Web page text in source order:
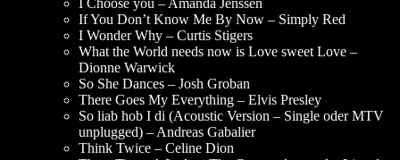
I Choose you – Amanda Jenssen
If You Don’t Know Me By Now – Simply Red
I Wonder Why – Curtis Stigers
What the World needs now is Love sweet Love –
Dionne Warwick
So She Dances – Josh Groban
There Goes My Everything – Elvis Presley
So liab hob I di (Acoustic Version – Single oder MTV
unplugged) – Andreas Gabalier
Think Twice – Celine Dion